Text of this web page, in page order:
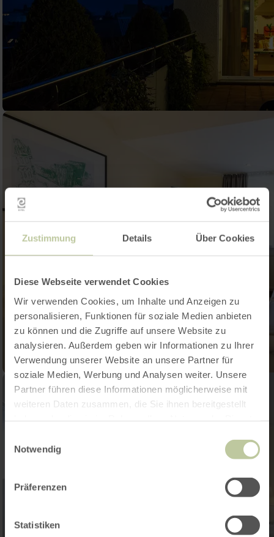
Zustimmung Details Über Cookies
Diese Webseite verwendet Cookies
Wir verwenden Cookies, um Inhalte und Anzeigen zu
personalisieren, Funktionen für soziale Medien anbieten
zu können und die Zugriffe auf unsere Website zu
analysieren. Außerdem geben wir Informationen zu Ihrer
Verwendung unserer Website an unsere Partner für
soziale Medien, Werbung und Analysen weiter. Unsere
Partner führen diese Informationen möglicherweise mit
weiteren Daten zusammen, die Sie ihnen bereitgestellt
Notwendig
Präferenzen
Statistiken